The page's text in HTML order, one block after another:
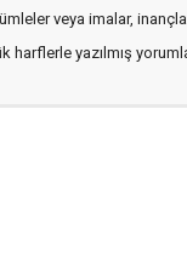
veya imalar,
harflerle yazılmış